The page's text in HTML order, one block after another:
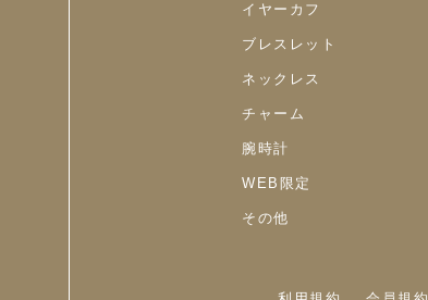
イヤーカフ
ブレスレット
ネックレス
チャーム
腕時計
WEB限定
その他